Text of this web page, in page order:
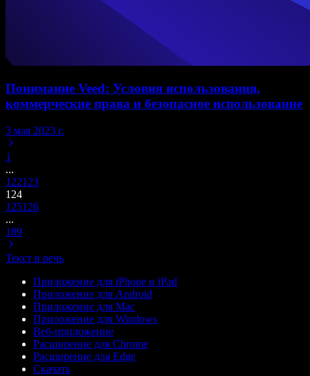
Понимание Veed: Условия использования,
коммерческие права и безопасное использование
3 мая 2023 г.
1
...
122123
124
125126
...
189
Текст в речь
Приложение для iPhone и iPad
Приложение для Android
Приложение для Mac
Приложение для Windows
Веб-приложение
Расширение для Chrome
Расширение для Edge
Скачать